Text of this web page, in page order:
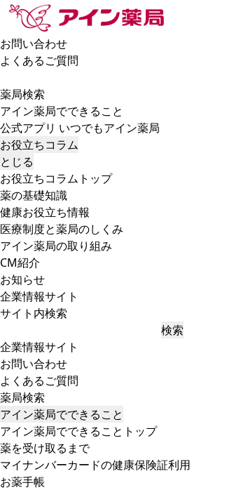
お問い合わせ
よくあるご質問
薬局検索
アイン薬局でできること
公式アプリ いつでもアイン薬局
お役立ちコラム
とじる
お役立ちコラムトップ
薬の基礎知識
健康お役立ち情報
医療制度と薬局のしくみ
アイン薬局の取り組み
CM紹介
お知らせ
企業情報サイト
サイト内検索
検索
企業情報サイト
お問い合わせ
よくあるご質問
薬局検索
アイン薬局でできること
アイン薬局でできることトップ
薬を受け取るまで
マイナンバーカードの健康保険証利用
お薬手帳